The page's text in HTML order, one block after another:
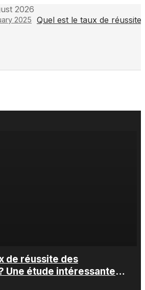
2026
2025 Quel est le taux de
de réussite des
Une étude intéressante